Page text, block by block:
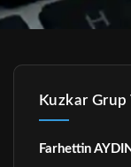
Kuzkar Grup
Farhettin